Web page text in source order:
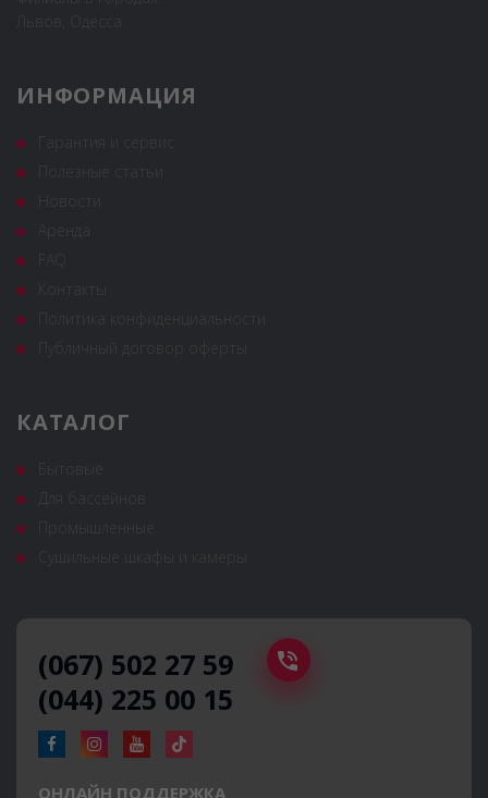
ИНФОРМАЦИЯ
КАТАЛОГ
(067) 502 27 59
(044) 225 00 15
ОНЛАЙН ПОДДЕРЖКА